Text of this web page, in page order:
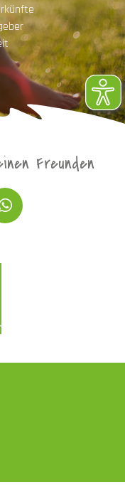
Freunden